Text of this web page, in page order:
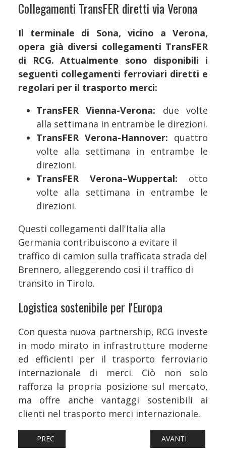
Collegamenti TransFER diretti via Verona
Il terminale di Sona, vicino a Verona,
opera già diversi collegamenti TransFER
di RCG. Attualmente sono disponibili i
seguenti collegamenti ferroviari diretti e
regolari per il trasporto merci:
TransFER Vienna-Verona: due volte
alla settimana in entrambe le direzioni.
TransFER Verona-Hannover: quattro
volte alla settimana in entrambe le
direzioni.
TransFER Verona–Wuppertal: otto
volte alla settimana in entrambe le
direzioni.
Questi collegamenti dall'Italia alla
Germania contribuiscono a evitare il
traffico di camion sulla trafficata strada del
Brennero, alleggerendo così il traffico di
transito in Tirolo.
Logistica sostenibile per l'Europa
Con questa nuova partnership, RCG investe
in modo mirato in infrastrutture moderne
ed efficienti per il trasporto ferroviario
internazionale di merci. Ciò non solo
rafforza la propria posizione sul mercato,
ma offre anche vantaggi sostenibili ai
clienti nel trasporto merci internazionale.
ARTICOLO PRECEDENTE: FERROVIE: ROMA, STAZIONE
PREC ARTICOLO
AVANTI